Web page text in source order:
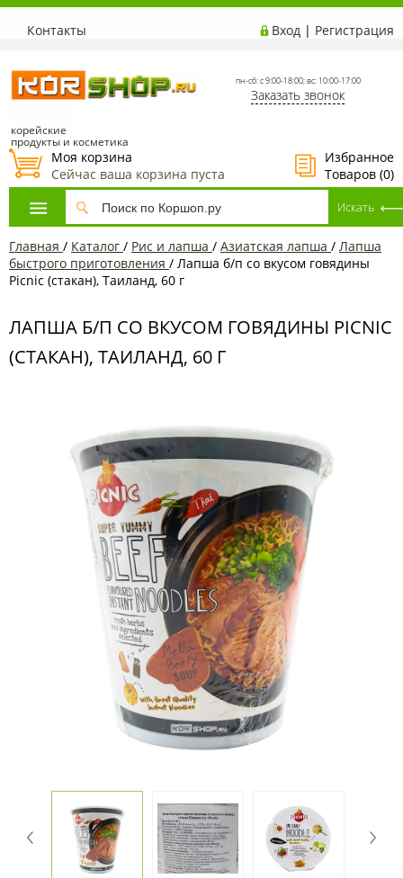
Контакты Вход | Регистрация
корейские
продукты и косметика
пн-сб: с 9:00-18:00; вс: 10:00-17:00
Заказать звонок
Избранное
Товаров (0)
Моя корзина
Сейчас ваша корзина пуста
Главная / Каталог / Рис и лапша / Азиатская лапша / Лапша
быстрого приготовления / Лапша б/п со вкусом говядины
Picnic (стакан), Таиланд, 60 г
ЛАПША Б/П СО ВКУСОМ ГОВЯДИНЫ PICNIC
(СТАКАН), ТАИЛАНД, 60 Г